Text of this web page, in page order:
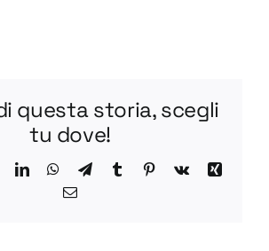
questa storia, scegli
tu dove!
LinkedInWhatsApp
TelegramTumblr Pinterest
Vk
Xing
Email